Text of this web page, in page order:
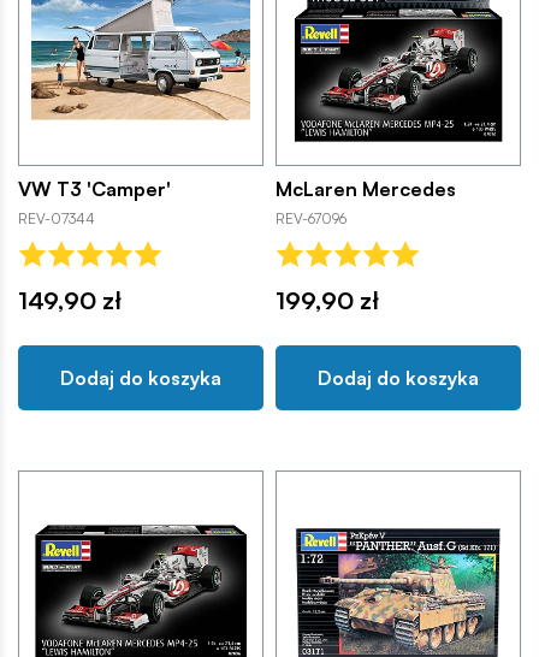
VW T3 'Camper'
REV-07344
149,90 zł
Dodaj do koszyka
McLaren Mercedes
REV-67096
199,90 zł
Dodaj do koszyka